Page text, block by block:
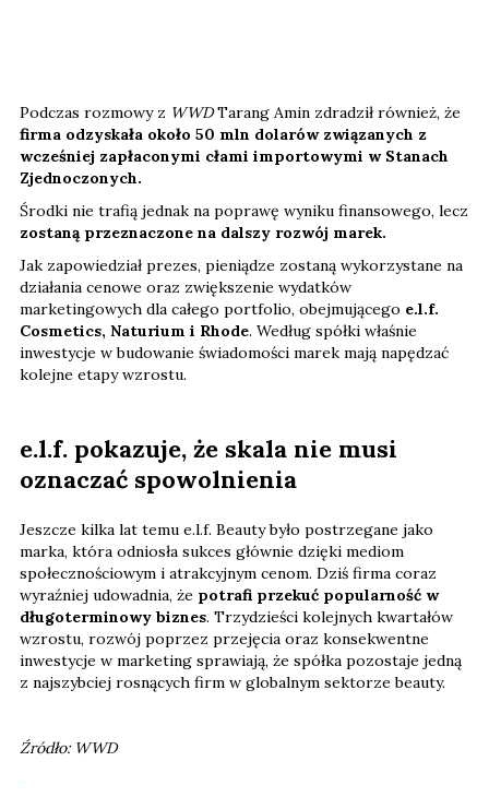
Podczas rozmowy z WWDTarang Amin zdradził również, że
firma odzyskała około 50 mln dolarów związanych z
wcześniej zapłaconymi cłami importowymi w Stanach
Zjednoczonych.
Środki nie trafią jednak na poprawę wyniku finansowego, lecz
zostaną przeznaczone na dalszy rozwój marek.
Jak zapowiedział prezes, pieniądze zostaną wykorzystane na
działania cenowe oraz zwiększenie wydatków
marketingowych dla całego portfolio, obejmującego e.l.f.
Cosmetics, Naturium i Rhode. Według spółki właśnie
inwestycje w budowanie świadomości marek mają napędzać
kolejne etapy wzrostu.
e.l.f. pokazuje, że skala nie musi
oznaczać spowolnienia
Jeszcze kilka lat temu e.l.f. Beauty było postrzegane jako
marka, która odniosła sukces głównie dzięki mediom
społecznościowym i atrakcyjnym cenom. Dziś firma coraz
wyraźniej udowadnia, że potrafi przekuć popularność w
długoterminowy biznes. Trzydzieści kolejnych kwartałów
wzrostu, rozwój poprzez przejęcia oraz konsekwentne
inwestycje w marketing sprawiają, że spółka pozostaje jedną
z najszybciej rosnących firm w globalnym sektorze beauty.
Źródło: WWD